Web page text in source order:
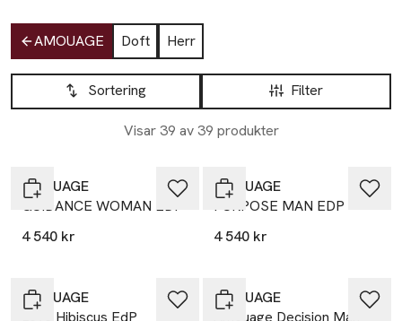
Hoppa till produktsidan
AMOUAGE Doft
Herr
Hoppa till produktsidan
Filter
Sortering
Visar 39 av 39 produkter
Lista över produkter
AMOUAGE
GUIDANCE WOMAN EDP
4 540 kr
AMOUAGE
PURPOSE MAN EDP
4 540 kr
AMOUAGE
AMOUAGE